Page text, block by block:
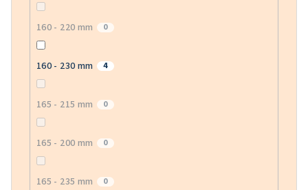
160 - 220 mm 0
160 - 230 mm 4
165 - 215 mm 0
165 - 200 mm 0
165 - 235 mm 0